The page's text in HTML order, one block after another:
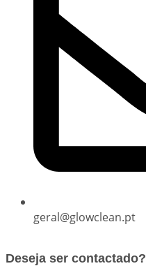
geral@glowclean.pt
Deseja ser contactado?